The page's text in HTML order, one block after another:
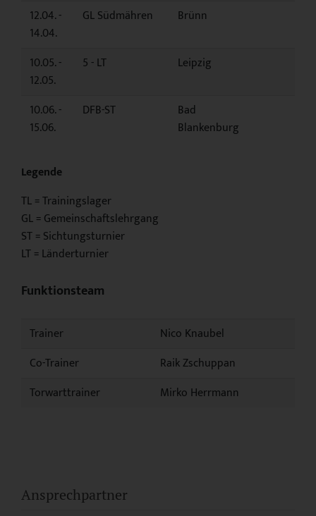
12.04. -
14.04.
GL Südmähren Brünn
10.05. -
12.05.
5 - LT Leipzig
10.06. -
15.06.
DFB-ST
Bad
Blankenburg
Legende
TL = Trainingslager
GL = Gemeinschaftslehrgang
ST = Sichtungsturnier
LT = Länderturnier
Funktionsteam
Trainer
Nico Knaubel
Co-Trainer
Raik Zschuppan
Torwarttrainer
Mirko Herrmann
Ansprechpartner